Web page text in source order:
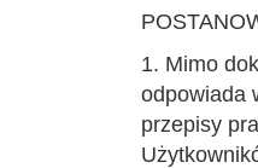
1. Mimo
odpowiada
przepisy